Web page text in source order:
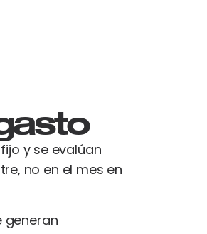
y se evalúan
no en el mes en
generan